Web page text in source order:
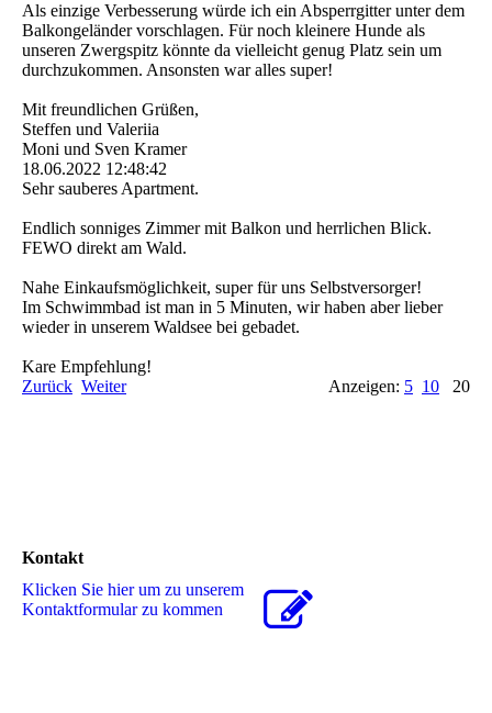
Als einzige Verbesserung würde ich ein Absperrgitter unter dem
Balkongeländer vorschlagen. Für noch kleinere Hunde als
unseren Zwergspitz könnte da vielleicht genug Platz sein um
durchzukommen. Ansonsten war alles super!
Mit freundlichen Grüßen,
Steffen und Valeriia
Moni und Sven Kramer
18.06.2022 12:48:42
Sehr sauberes Apartment.
Endlich sonniges Zimmer mit Balkon und herrlichen Blick.
FEWO direkt am Wald.
Nahe Einkaufsmöglichkeit, super für uns Selbstversorger!
Im Schwimmbad ist man in 5 Minuten, wir haben aber lieber
wieder in unserem Waldsee bei gebadet.
Kare Empfehlung!
Zurück Weiter Anzeigen: 5 10 20
Kontakt
Klicken Sie hier um zu unserem
Kon­takt­for­mu­lar zu kommen